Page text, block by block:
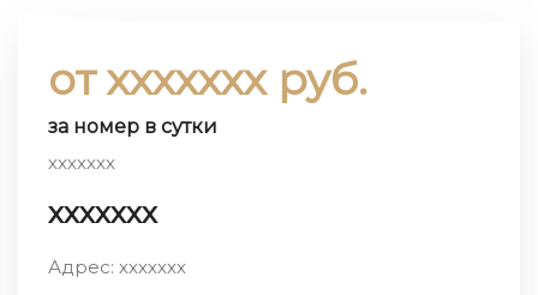
от ххххххх руб.
за номер в сутки
ххххххх
ххххххх
Адрес: ххххххх